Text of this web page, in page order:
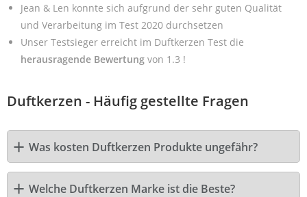
Jean & Len konnte sich aufgrund der sehr guten Qualität
und Verarbeitung im Test 2020 durchsetzen
Unser Testsieger erreicht im Duftkerzen Test die
herausragende Bewertung von 1.3 !
Duftkerzen - Häufig gestellte Fragen
Was kosten Duftkerzen Produkte ungefähr?
Welche Duftkerzen Marke ist die Beste?